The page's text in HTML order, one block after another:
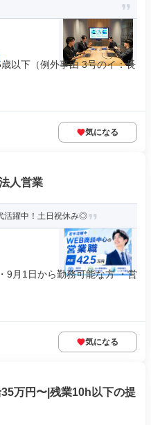
以下（例外事由 3号のイ：長
気になる
人営業
活躍中！土日祝休み◎
月1日から勤務可能な方 ・営
気になる
万円〜|残業10h以下の提